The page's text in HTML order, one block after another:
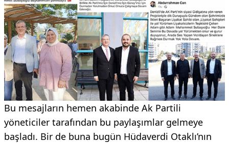
Bu mesajların hemen akabinde Ak Partili
yöneticiler tarafından bu paylaşımlar gelmeye
başladı. Bir de buna bugün Hüdaverdi Otaklı’nın